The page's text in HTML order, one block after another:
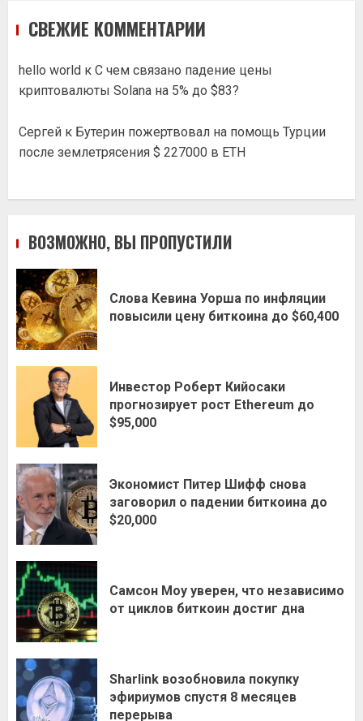
СВЕЖИЕ КОММЕНТАРИИ
hello world к С чем связано падение цены
криптовалюты Solana на 5% до $83?
Сергей к Бутерин пожертвовал на помощь Турции
после землетрясения $ 227000 в ETH
ВОЗМОЖНО, ВЫ ПРОПУСТИЛИ
Слова Кевина Уорша по инфляции
повысили цену биткоина до $60,400
Инвестор Роберт Кийосаки
прогнозирует рост Ethereum до
$95,000
Экономист Питер Шифф снова
заговорил о падении биткоина до
$20,000
Самсон Моу уверен, что независимо
от циклов биткоин достиг дна
Sharlink возобновила покупку
эфириумов спустя 8 месяцев
перерыва